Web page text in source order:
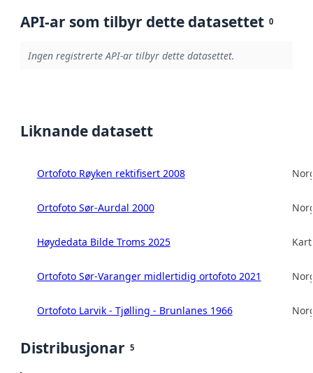
API-ar som tilbyr dette datasettet 0
Ingen registrerte API-ar tilbyr dette datasettet.
Liknande datasett
Ortofoto Røyken rektifisert 2008
Ortofoto Sør-Aurdal 2000
Høydedata Bilde Troms 2025
Ortofoto Sør-Varanger midlertidig ortofoto 2021
Ortofoto Larvik - Tjølling - Brunlanes 1966
Distribusjonar 5